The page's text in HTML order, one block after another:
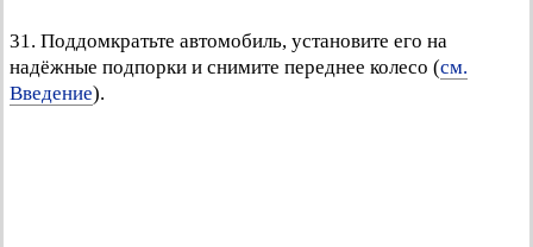
31. Поддомкратьте автомобиль, установите его на
надёжные подпорки и снимите переднее колесо (см.
Введение).